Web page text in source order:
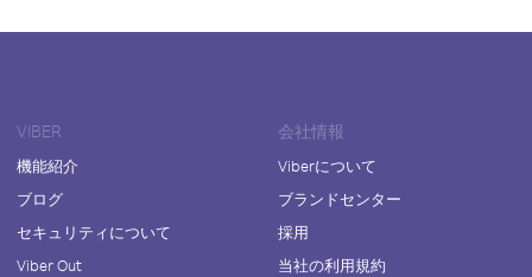
VIBER
機能紹介
ブログ
セキュリティについて
Viber Out
会社情報
Viberについて
ブランドセンター
採用
当社の利用規約